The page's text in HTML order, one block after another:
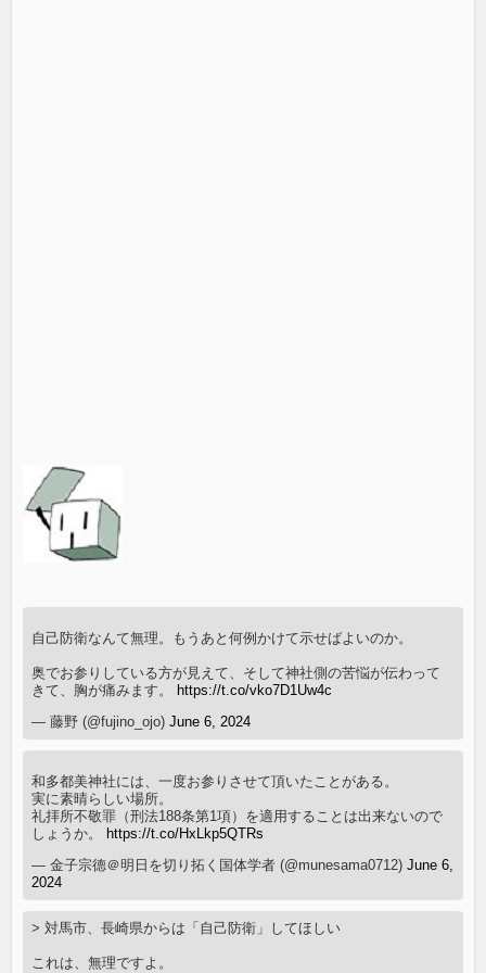
自己防衛なんて無理。もうあと何例かけて示せばよいのか。
奥でお参りしている方が見えて、そして神社側の苦悩が伝わって
きて、胸が痛みます。
https://t.co/vko7D1Uw4c
— 藤野 (@fujino_ojo)June 6, 2024
和多都美神社には、一度お参りさせて頂いたことがある。
実に素晴らしい場所。
礼拝所不敬罪（刑法188条第1項）を適用することは出来ないので
しょうか。
https://t.co/HxLkp5QTRs
— 金子宗德＠明日を切り拓く国体学者 (@munesama0712)June 6,
2024
> 対馬市、長崎県からは「自己防衛」してほしい
これは、無理ですよ。